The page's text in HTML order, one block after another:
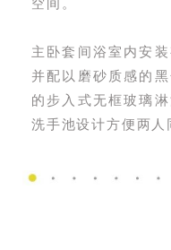
主卧套间浴室内安
并配以磨砂质感的
的步入式无框玻璃
洗手池设计方便两人